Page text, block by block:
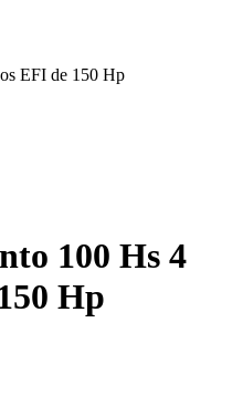
EFI de 150 Hp
100 Hs 4
Hp